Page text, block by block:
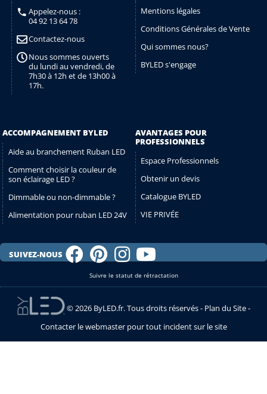
Appelez-nous :
04 92 13 64 78
Contactez-nous
Nous sommes ouverts
du lundi au vendredi, de
7h30 à 12h et de 13h00 à
17h.
Mentions légales
Conditions Générales de Vente
Qui sommes nous?
BYLED s'engage
ACCOMPAGNEMENT BYLED
Aide au branchement Ruban LED
Comment choisir la couleur de
son éclairage LED ?
Dimmable ou non-dimmable ?
Alimentation pour ruban LED 24V
AVANTAGES POUR
PROFESSIONNELS
Espace Professionnels
Obtenir un devis
Catalogue BYLED
VIE PRIVÉE
SUIVEZ-NOUS
Suivre le statut de rétractation
© 2026 ByLED.fr. Tous droits réservés - Plan du Site-
Contacter le webmaster pour tout incident sur le site